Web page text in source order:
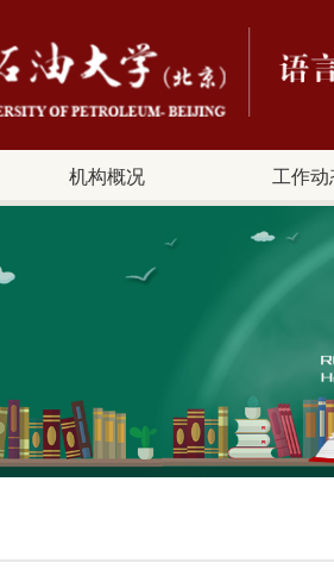
机构概况 工作动